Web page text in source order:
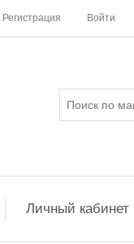
Регистрация Войти
Личный кабинет